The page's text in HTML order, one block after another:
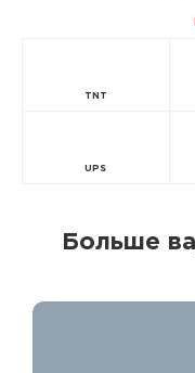
TNT
UPS
Больше